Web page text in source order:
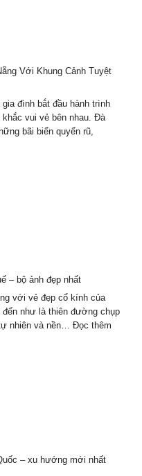
Với Khung Cảnh Tuyệt
đình bắt đầu hành trình
vui vẻ bên nhau. Đà
bãi biển quyến rũ,
– bộ ảnh đẹp nhất
với vẻ đẹp cổ kính của
như là thiên đường chụp
nhiên và nền… Đọc thêm
– xu hướng mới nhất